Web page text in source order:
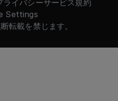
転載を禁じます。
ライバシーサービス規約
Settings